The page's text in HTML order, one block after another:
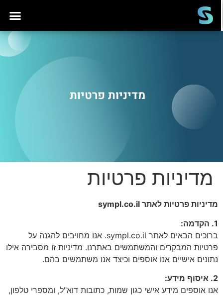
מדיניות פרטיות
מדיניות פרטיות
מדיניות פרטיות לאתר sympl.co.il
1. הקדמה:
ברוכים הבאים לאתר sympl.co.il. אנו מחויבים להגנה על
פרטיות המבקרים והמשתמשים באתרנו. מדיניות זו מסבירה אילו
נתונים אישיים אנו אוספים וכיצד אנו משתמשים בהם.
2. איסוף מידע:
אנו אוספים מידע אישי כגון שמות, כתובות דוא"ל, ומספרי טלפון,